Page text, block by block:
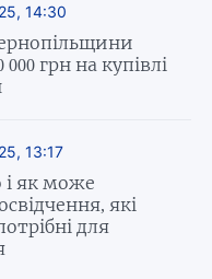
14:30
грн на купівлі
13:17
і як може
які
для